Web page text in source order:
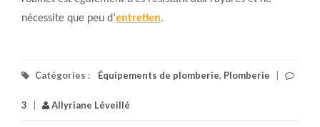
nécessite que peu d’entretien.
Catégories : Équipements de plomberie, Plomberie
3 Allyriane Léveillé